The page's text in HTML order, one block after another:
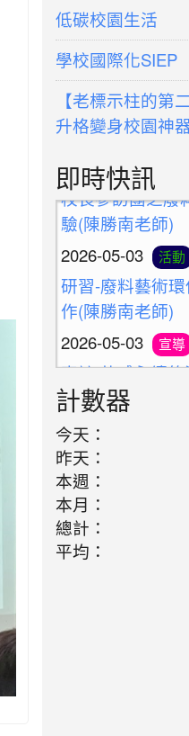
低碳校園生活
學校國際化SIEP
【老標示柱的第
升格變身校園神器
即時快訊
2026-05-10 活動
校長參訪團之廢
驗(陳勝南老師)
2026-05-03 活動
研習-廢料藝術
作(陳勝南老師)
2026-05-03 宣導
專訪:共感永續
國小與孩子一同
樣(陳勝南老師)
2026-04-14
的第二春：讓廢
天便利巧物
2026-03-16
解憂百貨公司(
計數器
今天：
昨天：
本週：
本月：
總計：
平均：